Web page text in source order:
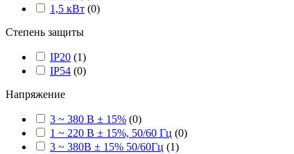
1,5 кВт (0)
Степень защиты
IP20 (1)
IP54 (0)
Напряжение
3 ~ 380 В ± 15% (0)
1 ~ 220 В ± 15%, 50/60 Гц (0)
3 ~ 380В ± 15% 50/60Гц (1)